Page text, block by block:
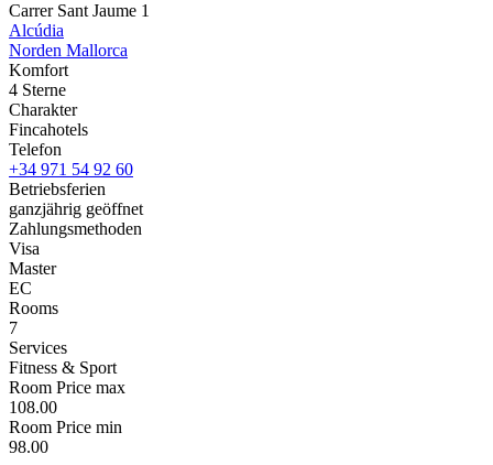
Carrer Sant Jaume 1
Alcúdia
Norden Mallorca
Komfort
4 Sterne
Charakter
Fincahotels
Telefon
+34 971 54 92 60
Betriebsferien
ganzjährig geöffnet
Zahlungsmethoden
Visa
Master
EC
Rooms
7
Services
Fitness & Sport
Room Price max
108.00
Room Price min
98.00